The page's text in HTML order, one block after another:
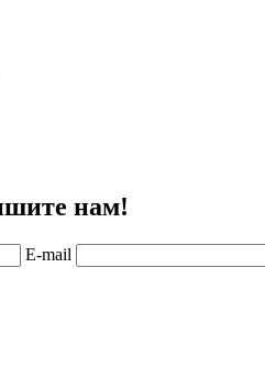
нам!
E-mail